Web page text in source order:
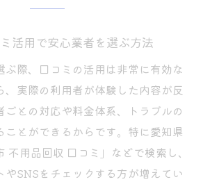
コミが語る不用品回収業者の評価
と東海市粗大ゴミ回収の比較ポ
かる不用品回収とゴミ処分の選
活用で安心業者を選ぶ方法
ぶ際、口コミの活用は非常に有効な
、実際の利用者が体験した内容が反
ごとの対応や料金体系、トラブルの
ことができるからです。特に愛知県
不用品回収 口コミ」などで検索し、
やSNSをチェックする方が増えてい